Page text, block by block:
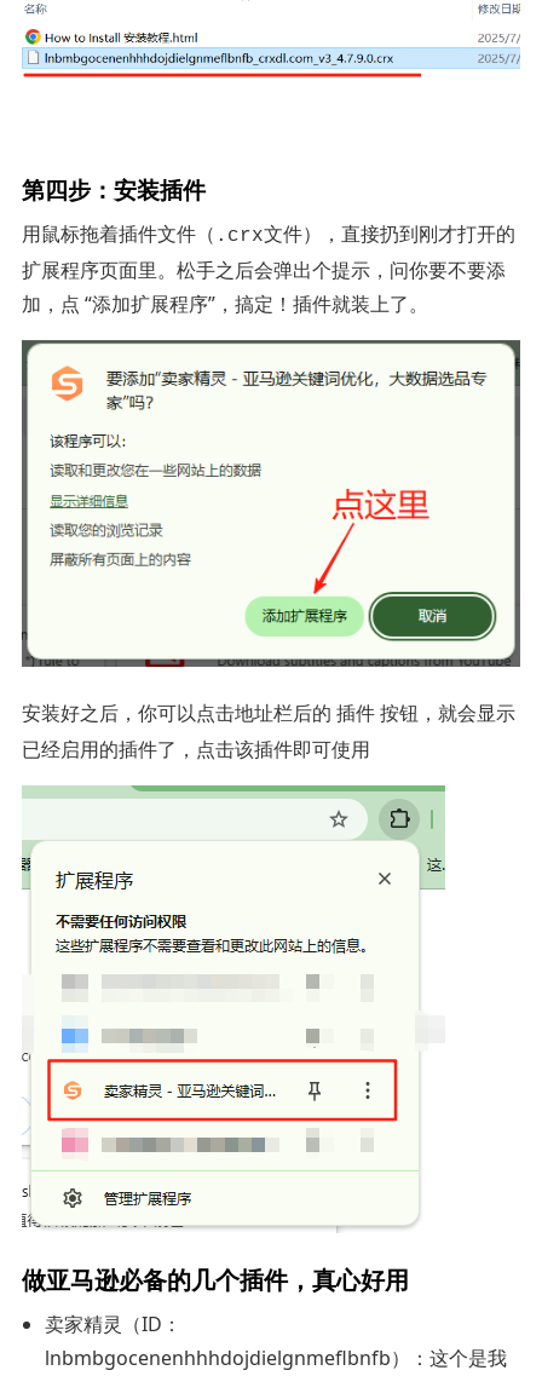
第四步：安装插件
用鼠标拖着插件文件（ .crx文件），直接扔到刚才打开的
扩展程序页面里。松手之后会弹出个提示，问你要不要添
加，点 “添加扩展程序”，搞定！插件就装上了。
安装好之后，你可以点击地址栏后的 插件按钮，就会显示
已经启用的插件了，点击该插件即可使用
做亚马逊必备的几个插件，真心好用
卖家精灵（ID：
lnbmbgocenenhhhdojdielgnmeflbnfb）：这个是我